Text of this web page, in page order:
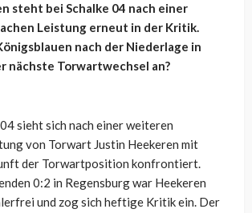
steht bei Schalke 04 nach einer
Leistung erneut in der Kritik.
nach der Niederlage in
nächste Torwartwechsel an?
sieht sich nach einer weiteren
von Torwart Justin Heekeren mit
der Torwartposition konfrontiert.
0:2 in Regensburg war Heekeren
und zog sich heftige Kritik ein. Der